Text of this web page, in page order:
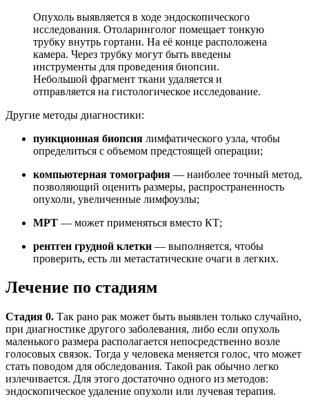
Опухоль выявляется в ходе эндоскопического
исследования. Отоларинголог помещает тонкую
трубку внутрь гортани. На её конце расположена
камера. Через трубку могут быть введены
инструменты для проведения биопсии.
Небольшой фрагмент ткани удаляется и
отправляется на гистологическое исследование.
Другие методы диагностики:
пункционная биопсия лимфатического узла, чтобы
определиться с объемом предстоящей операции;
компьютерная томография — наиболее точный метод,
позволяющий оценить размеры, распространенность
опухоли, увеличенные лимфоузлы;
МРТ — может применяться вместо КТ;
рентген грудной клетки — выполняется, чтобы
проверить, есть ли метастатические очаги в легких.
Лечение по стадиям
Стадия 0. Так рано рак может быть выявлен только случайно,
при диагностике другого заболевания, либо если опухоль
маленького размера располагается непосредственно возле
голосовых связок. Тогда у человека меняется голос, что может
стать поводом для обследования. Такой рак обычно легко
излечивается. Для этого достаточно одного из методов:
эндоскопическое удаление опухоли или лучевая терапия.